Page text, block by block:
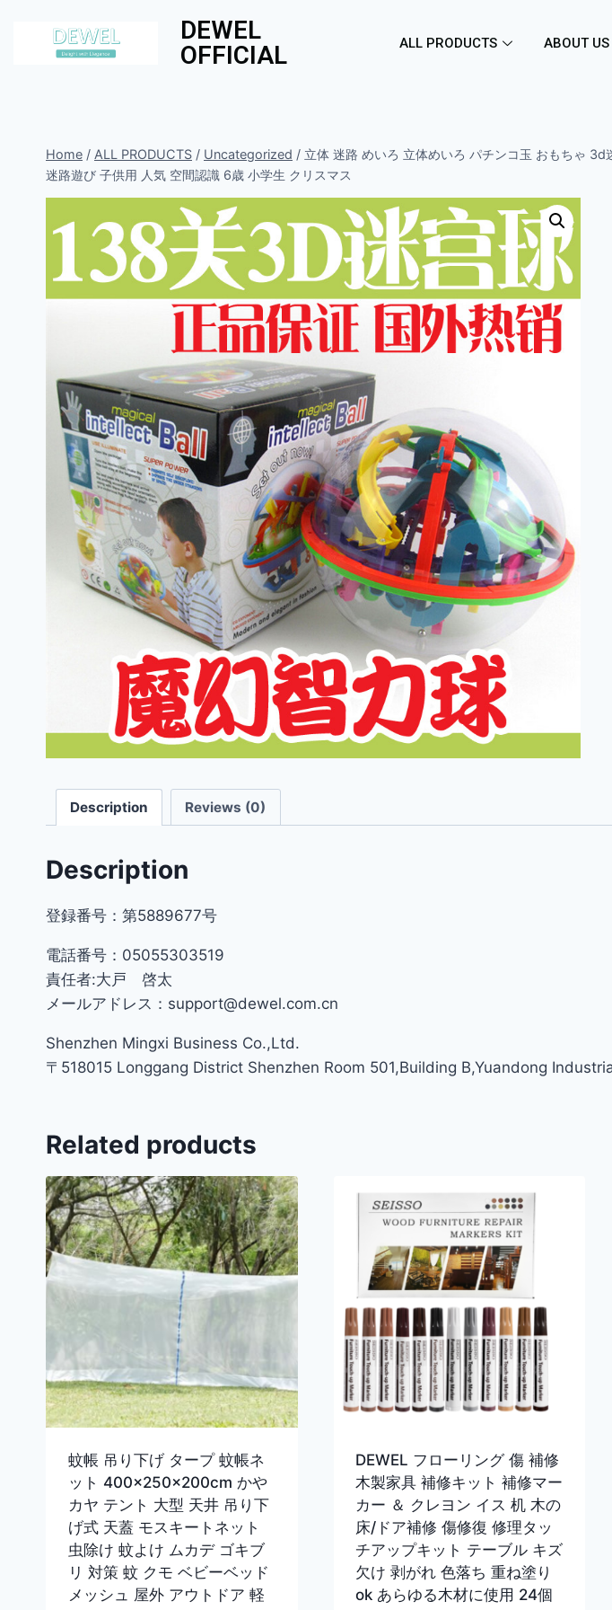
DEWEL
OFFICIAL
ALL PRODUCTS ABOUT US
Home / ALL PRODUCTS / Uncategorized / 立体 迷路 めいろ 立体めいろ パチンコ玉 おもちゃ
迷路遊び 子供用 人気 空間認識 6歳 小学生 クリスマス
Description Reviews (0)
Description
登録番号：第5889677号
電話番号：05055303519
責任者:大戸 啓太
メールアドレス：support@dewel.com.cn
Shenzhen Mingxi Business Co.,Ltd.
〒518015 Longgang District Shenzhen Room 501,Building B,Yuandong
Related products
蚊帳 吊り下げ タープ 蚊帳ネ
ット 400×250×200cm かや
カヤ テント 大型 天井 吊り下
げ式 天蓋 モスキートネット
虫除け 蚊よけ ムカデ ゴキブ
リ 対策 蚊 クモ ベビーベッド
メッシュ 屋外 アウトドア 軽
DEWEL フローリング 傷 補修
木製家具 補修キット 補修マー
カー ＆ クレヨン イス 机 木の
床/ドア補修 傷修復 修理タッ
チアップキット テーブル キズ
欠け 剥がれ 色落ち 重ね塗り
ok あらゆる木材に使用 24個